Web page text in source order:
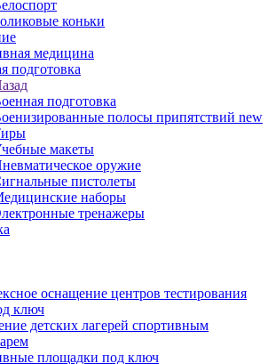
коньки
медицина
подготовка
подготовка
полосы припятствий new
макеты
оружие
пистолеты
наборы
тренажеры
оснащение центров тестирования
ключ
детских лагерей спортивным
площадки под ключ